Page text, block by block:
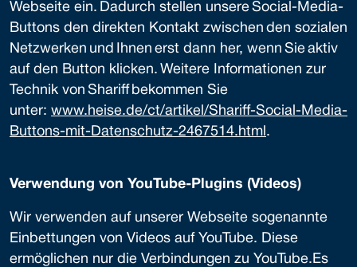
Webseite ein. Dadurch stellen unsere Social-Media-
Buttons den direkten Kontakt zwischen den sozialen
Netzwerken und Ihnen erst dann her, wenn Sie aktiv
auf den Button klicken. Weitere Informationen zur
Technik von Shariff bekommen Sie
unter: www.heise.de/ct/artikel/Shariff-Social-Media-
Buttons-mit-Datenschutz-2467514.html .
Verwendung von YouTube-Plugins (Videos)
Wir verwenden auf unserer Webseite sogenannte
Einbettungen von Videos auf YouTube. Diese
ermöglichen nur die Verbindungen zu YouTube.Es